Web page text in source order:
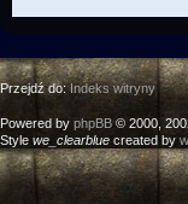
Przejdź do: Indeks witryny
Powered by phpBB © 2000,
Style we_clearblue created by